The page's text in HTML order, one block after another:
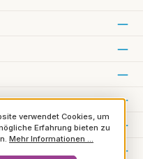
verwendet Cookies, um
Erfahrung bieten zu
Mehr Informationen ...